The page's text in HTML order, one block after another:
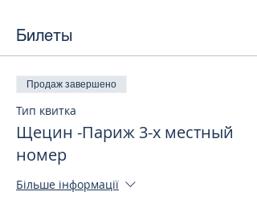
Билеты
Продаж завершено
Тип квитка
Щецин -Париж 3-х местный
номер
Більше інформації